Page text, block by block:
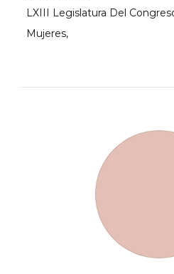
LXIII Legislatura Del
Mujeres